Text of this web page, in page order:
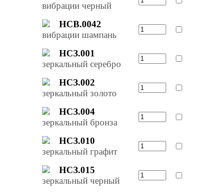
вибрации черный
НСВ.0042
вибрации шампань
НСЗ.001
зеркальный серебро
НСЗ.002
зеркальный золото
НСЗ.004
зеркальный бронза
НСЗ.010
зеркальный графит
НСЗ.015
зеркальный черный